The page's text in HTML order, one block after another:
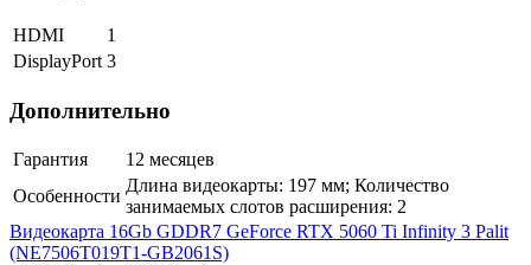
HDMI
1
DisplayPort 3
Дополнительно
Гарантия
12 месяцев
Особенности
Длина видеокарты: 197 мм; Количество
занимаемых слотов расширения: 2
Видеокарта 16Gb GDDR7 GeForce RTX 5060 Ti Infinity 3 Palit
(NE7506T019T1-GB2061S)